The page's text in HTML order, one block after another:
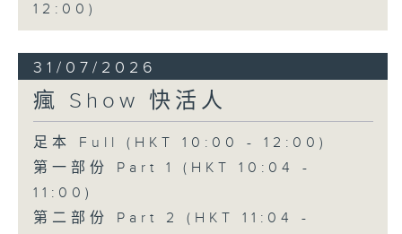
12:00)
31/07/2026
瘋 Show 快活人
足本 Full (HKT 10:00 - 12:00)
第一部份 Part 1 (HKT 10:04 -
11:00)
第二部份 Part 2 (HKT 11:04 -